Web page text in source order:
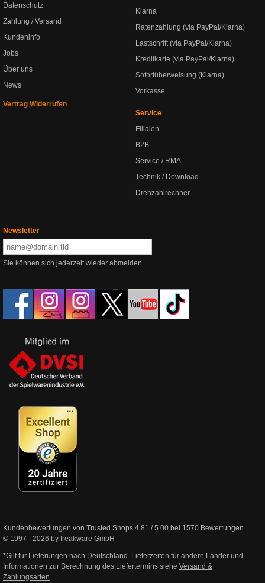
Datenschutz
Zahlung / Versand
Kundeninfo
Jobs
Über uns
News
Vertrag Widerrufen
Klarna
Ratenzahlung (via PayPal/Klarna)
Lastschrift (via PayPal/Klarna)
Kreditkarte (via PayPal/Klarna)
Sofortüberweisung (Klarna)
Vorkasse
Service
Filialen
B2B
Service / RMA
Technik / Download
Drehzahlrechner
Newsletter
Sie können sich jederzeit wieder abmelden.
Kundenbewertungen von Trusted Shops 4.81 /5.00 bei 1570 Bewertungen
© 1997 - 2026 by freakware GmbH
*Gilt für Lieferungen nach Deutschland. Lieferzeiten für andere Länder und
Informationen zur Berechnung des Liefertermins siehe Versand &
Zahlungsarten